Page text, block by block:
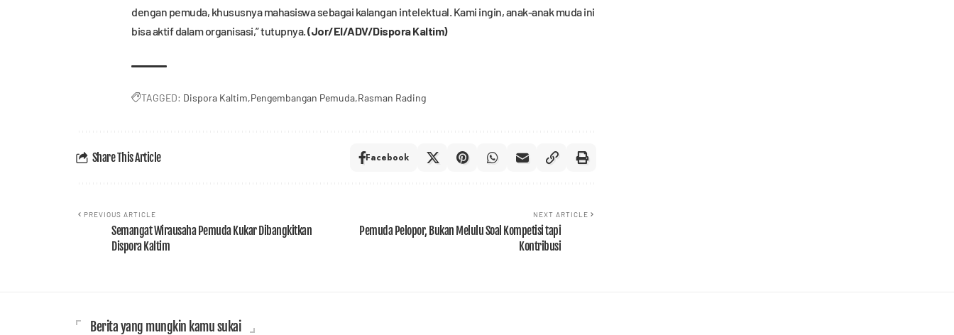
dengan pemuda, khususnya mahasiswa sebagai kalangan intelektual. Kami ingin, anak-anak muda ini
bisa aktif dalam organisasi,” tutupnya.(Jor/El/ADV/Dispora Kaltim)
TAGGED: Dispora Kaltim Pengembangan Pemuda Rasman Rading
Share This Article Facebook
PREVIOUS ARTICLE
Semangat Wirausaha Pemuda Kukar Dibangkitkan
Dispora Kaltim
NEXT ARTICLE
Pemuda Pelopor, Bukan Melulu Soal Kompetisi tapi
Kontribusi
Berita yang mungkin kamu sukai